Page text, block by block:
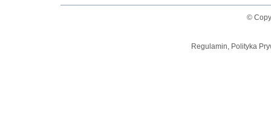
©
Regulamin, Polityka